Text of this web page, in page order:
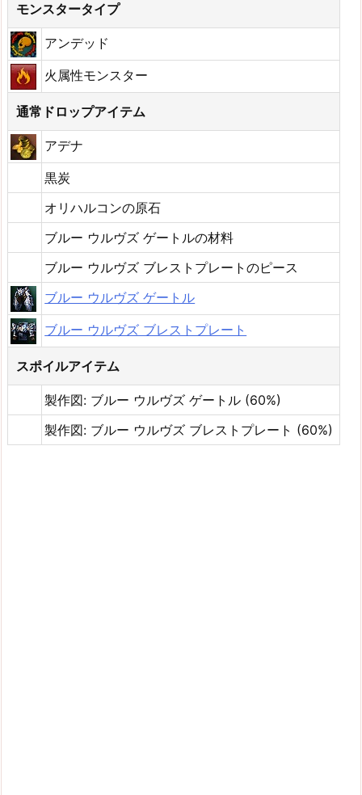
モンスタータイプ
アンデッド
火属性モンスター
通常ドロップアイテム
アデナ
黒炭
オリハルコンの原石
ブルー ウルヴズ ゲートルの材料
ブルー ウルヴズ ブレストプレートのピース
ブルー ウルヴズ ゲートル
ブルー ウルヴズ ブレストプレート
スポイルアイテム
製作図: ブルー ウルヴズ ゲートル (60%)
製作図: ブルー ウルヴズ ブレストプレート (60%)